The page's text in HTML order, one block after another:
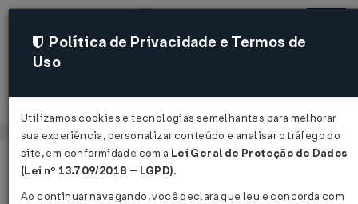
Acessar
Página Inicial Legislações
Política de Privacidade e Termos de
Uso
Utilizamos cookies e tecnologias semelhantes para melhorar
sua experiência, personalizar conteúdo e analisar o tráfego do
site, em conformidade com a Lei Geral de Proteção de Dados
(Lei nº 13.709/2018 – LGPD).
Ao continuar navegando, você declara que leu e concorda com